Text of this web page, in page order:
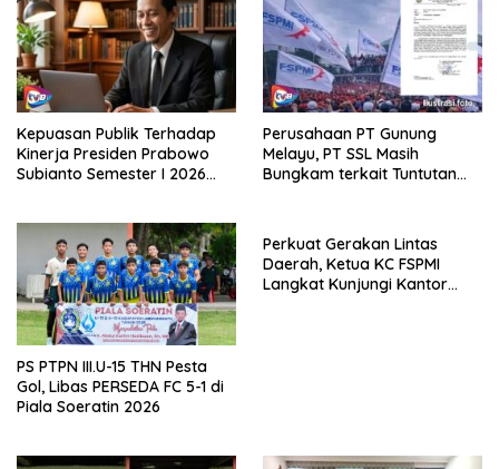
Kepuasan Publik Terhadap
Kinerja Presiden Prabowo
Subianto Semester I 2026
Perusahaan PT Gunung
Melayu, PT SSL Masih
Bungkam terkait Tuntutan
Sudah Dilayangkan
PS PTPN III.U-15 THN Pesta
Gol, Libas PERSEDA FC 5-1 di
Piala Soeratin 2026
Perkuat Gerakan Lintas
Daerah, Ketua KC FSPMI
Langkat Kunjungi Kantor